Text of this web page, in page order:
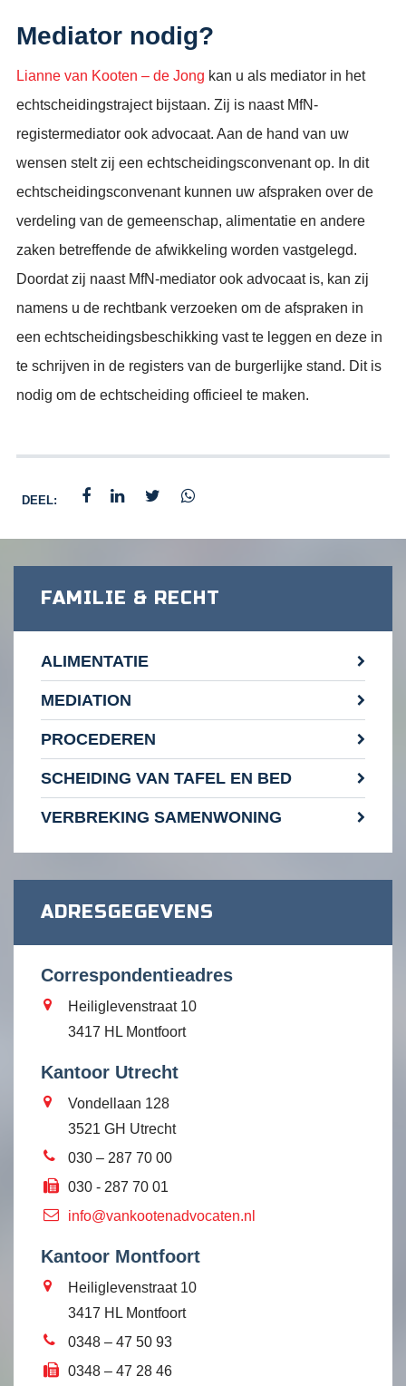
Mediator nodig?
Lianne van Kooten – de Jong kan u als mediator in het
echtscheidingstraject bijstaan. Zij is naast MfN-
registermediator ook advocaat. Aan de hand van uw
wensen stelt zij een echtscheidingsconvenant op. In dit
echtscheidingsconvenant kunnen uw afspraken over de
verdeling van de gemeenschap, alimentatie en andere
zaken betreffende de afwikkeling worden vastgelegd.
Doordat zij naast MfN-mediator ook advocaat is, kan zij
namens u de rechtbank verzoeken om de afspraken in
een echtscheidingsbeschikking vast te leggen en deze in
te schrijven in de registers van de burgerlijke stand. Dit is
nodig om de echtscheiding officieel te maken.
DEEL:
FAMILIE & RECHT
ALIMENTATIE
MEDIATION
PROCEDEREN
SCHEIDING VAN TAFEL EN BED
VERBREKING SAMENWONING
ADRESGEGEVENS
Correspondentieadres
Heiliglevenstraat 10
3417 HL Montfoort
Kantoor Utrecht
Vondellaan 128
3521 GH Utrecht
030 – 287 70 00
030 - 287 70 01
info@vankootenadvocaten.nl
Kantoor Montfoort
Heiliglevenstraat 10
3417 HL Montfoort
0348 – 47 50 93
0348 – 47 28 46